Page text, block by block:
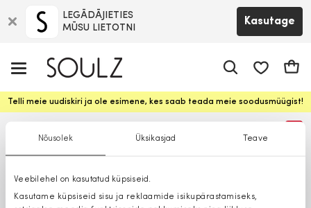
Nõusolek Üksikasjad Teave
Veebilehel on kasutatud küpsiseid.
Kasutame küpsiseid sisu ja reklaamide isikupärastamiseks,
LEGĀDĀJIETIES
MŪSU LIETOTNI
Kasutage
Telli meie uudiskiri ja ole esimene, kes saab teada meie soodusmüügist!